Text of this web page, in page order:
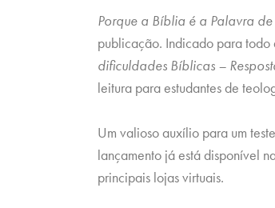
Porque a Bíblia é a Palavra
publicação. Indicado para todo
dificuldades Bíblicas –
leitura para estudantes de
Um valioso auxílio para um
lançamento já está disponível
principais lojas virtuais.